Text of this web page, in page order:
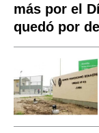
más por el
quedó por